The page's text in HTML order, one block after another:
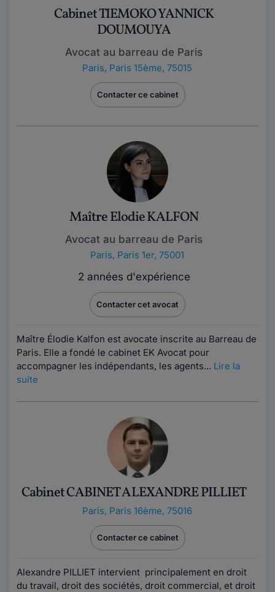
Cabinet TIEMOKO YANNICK
DOUMOUYA
Avocat au barreau de Paris
Paris, Paris 15ème, 75015
Contacter ce cabinet
Maître Elodie KALFON
Avocat au barreau de Paris
Paris, Paris 1er, 75001
2 années d'expérience
Contacter cet avocat
Maître Élodie Kalfon est avocate inscrite au Barreau de
Paris. Elle a fondé le cabinet EK Avocat pour
accompagner les indépendants, les agents... Lire la
suite
Cabinet CABINET ALEXANDRE PILLIET
Paris, Paris 16ème, 75016
Contacter ce cabinet
Alexandre PILLIET intervient principalement en droit
du travail, droit des sociétés, droit commercial, et droit